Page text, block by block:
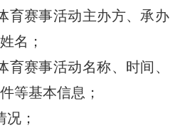
育赛事活动主办方、承办
名；
育赛事活动名称、时间、
等基本信息；
况；